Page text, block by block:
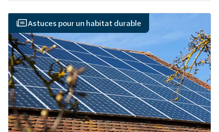
Astuces pour un habitat durable